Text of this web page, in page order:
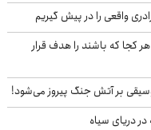
واقعی را در پیش گیریم
کجا که باشند را هدف قرار
موسیقی بر آتش جنگ پیروز می‌شود!
دریای سیاه